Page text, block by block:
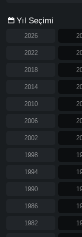
Yıl Seçimi
2026
2022
2018
2014
2010
2006
2002
1998
1994
1990
1986
1982